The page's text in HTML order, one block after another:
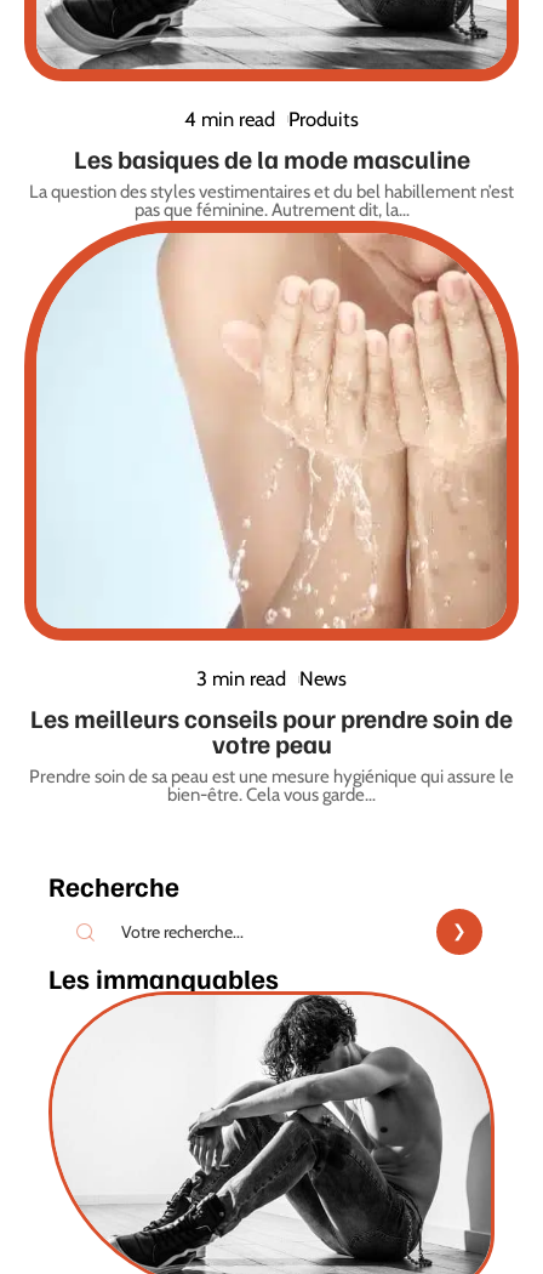
4 min read Produits
Les basiques de la mode masculine
La question des styles vestimentaires et du bel habillement n’est
pas que féminine. Autrement dit, la…
3 min read News
Les meilleurs conseils pour prendre soin de
votre peau
Prendre soin de sa peau est une mesure hygiénique qui assure le
bien-être. Cela vous garde…
Recherche
Les immanquables